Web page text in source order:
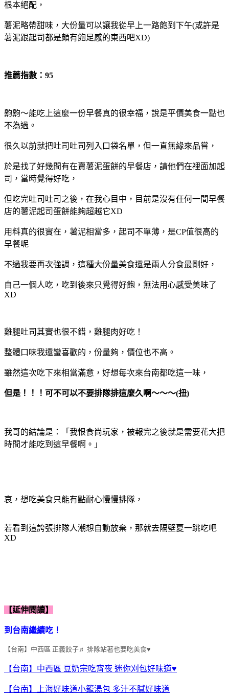
根本絕配，
薯泥略帶甜味，大份量可以讓我從早上一路飽到下午(或許是
薯泥跟起司都是頗有飽足感的東西吧XD)
推薦指數：95
齁齁～能吃上這麼一份早餐真的很幸福，說是平價美食一點也
不為過。
很久以前就把吐司吐司列入口袋名單，但一直無緣來品嘗，
於是找了好幾間有在賣薯泥蛋餅的早餐店，請他們在裡面加起
司，當時覺得好吃，
但吃完吐司吐司之後，在我心目中，目前是沒有任何一間早餐
店的薯泥起司蛋餅能夠超越它XD
用料真的很實在，薯泥相當多，起司不單薄，是CP值很高的
早餐呢
不過我要再次強調，這種大份量美食還是兩人分食最剛好，
自己一個人吃，吃到後來只覺得好飽，無法用心感受美味了
XD
雞腿吐司其實也很不錯，雞腿肉好吃！
整體口味我還蠻喜歡的，份量夠，價位也不高。
雖然這次吃下來相當滿意，好想每次來台南都吃這一味，
但是！！！ 可不可以不要排隊排這麼久啊～～～(扭)
我哥的結論是：「我恨食尚玩家，被報完之後就是需要花大把
時間才能吃到這早餐啊。」
哀，想吃美食只能有點耐心慢慢排隊，
若看到這誇張排隊人潮想自動放棄，那就去隔壁夏一跳吃吧
XD
【延伸閱讀】
到台南繼續吃！
【台南】中西區 正義餃子♬ 排隊站著也要吃美食♥
【台南】中西區 豆奶宗吃宵夜 迷你刈包好味道♥
【台南】上海好味道小籠湯包 多汁不膩好味道